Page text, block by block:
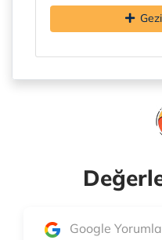
Google